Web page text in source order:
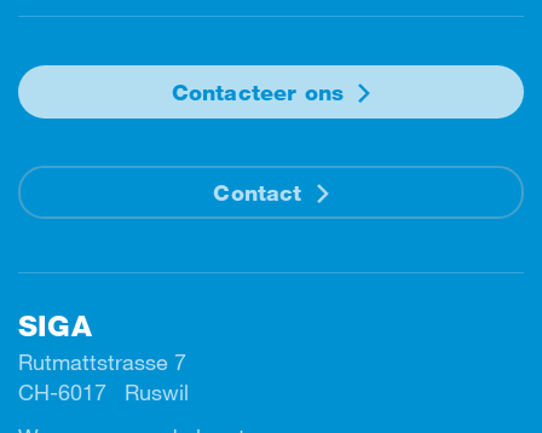
Contacteer ons
Contact
SIGA
Rutmattstrasse 7
CH-6017 Ruswil